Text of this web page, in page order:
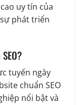
uy tín của
phát triển
tuyến ngày
chuẩn SEO
nổi bật và